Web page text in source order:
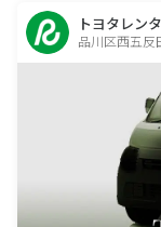
トヨタレン
品川区西五反